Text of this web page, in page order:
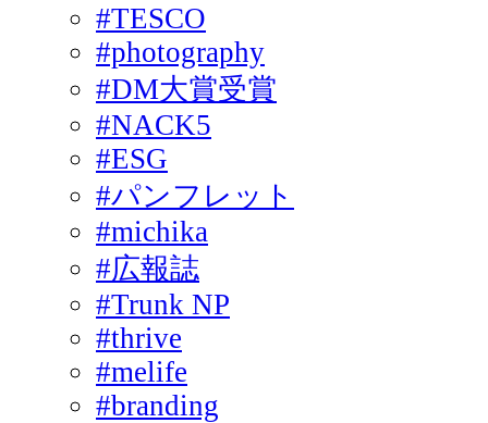
#TESCO
#photography
#DM大賞受賞
#NACK5
#ESG
#パンフレット
#michika
#広報誌
#Trunk NP
#thrive
#melife
#branding